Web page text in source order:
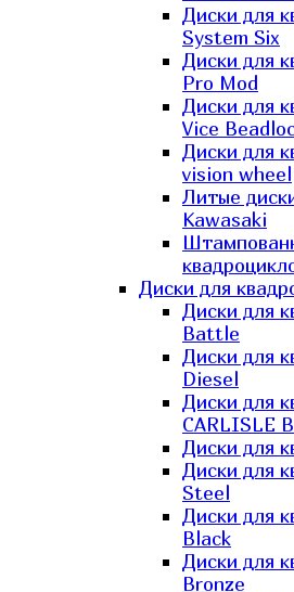
Диски для
System Six
Диски для
Pro Mod
Диски для
Vice
Диски для
vision wheel
Литые
Kawasaki​
Диски для
Диски для
Battle
Диски для
Diesel
Диски для
CARLISLE
Диски для
Диски для
Steel
Диски для
Black
Диски для
Bronze